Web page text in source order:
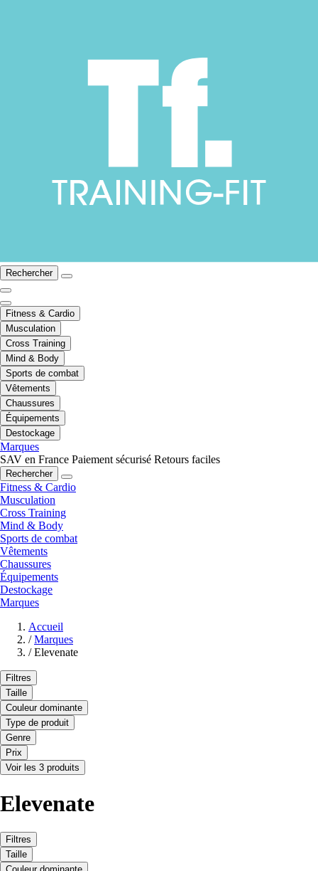
Rechercher
Fitness & Cardio
Musculation
Cross Training
Mind & Body
Sports de combat
Vêtements
Chaussures
Équipements
Destockage
Marques
SAV en France Paiement sécurisé Retours faciles
Rechercher
Fitness & Cardio
Musculation
Cross Training
Mind & Body
Sports de combat
Vêtements
Chaussures
Équipements
Destockage
Marques
Accueil
/ Marques
/ Elevenate
Filtres
Taille
Couleur dominante
Type de produit
Genre
Prix
Voir les 3 produits
Elevenate
Filtres
Taille